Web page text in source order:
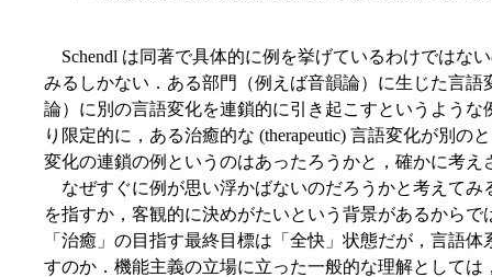
Schendl は同著で具体的に例を挙げているわけではな
みるしかない．ある部門（例えば音韻論）に生じた言
論）に別の言語変化を連鎖的に引き起こすというよう
り限定的に，ある治癒的な (therapeutic) 言語変化が別の
変化の連鎖の例というのはあったろうかと，確かに考え
なぜすぐに例が思い浮かばないのだろうかと考えてみ
を指すか，客観的に決めがたいという背景があるから
「治癒」の目指す最終目標は「全快」状態だが，言語
すのか．機能主義の立場に立った一般的な理解としては